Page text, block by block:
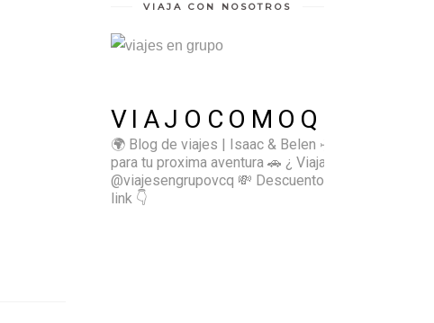
VIAJA CON NOSOTROS
VIAJOCOMOQUIERO
🌍 Blog de viajes | Isaac & Belen ✈️ Inspírate
para tu proxima aventura 🚗 ¿ Viajas sol@? 👉🏻
@viajesengrupovcq 💸 Descuentos y tips en el
link 👇